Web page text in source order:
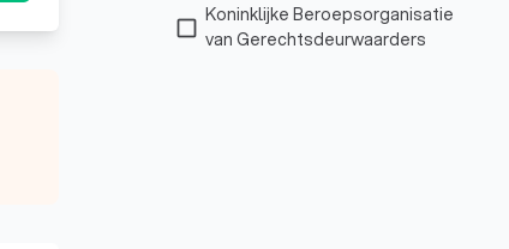
check_box_outline_blank
Koninklijke Beroepsorganisatie
van Gerechtsdeurwaarders